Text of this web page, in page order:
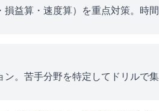
益算・速度算）を重点対策。時間
ン。苦手分野を特定してドリルで集